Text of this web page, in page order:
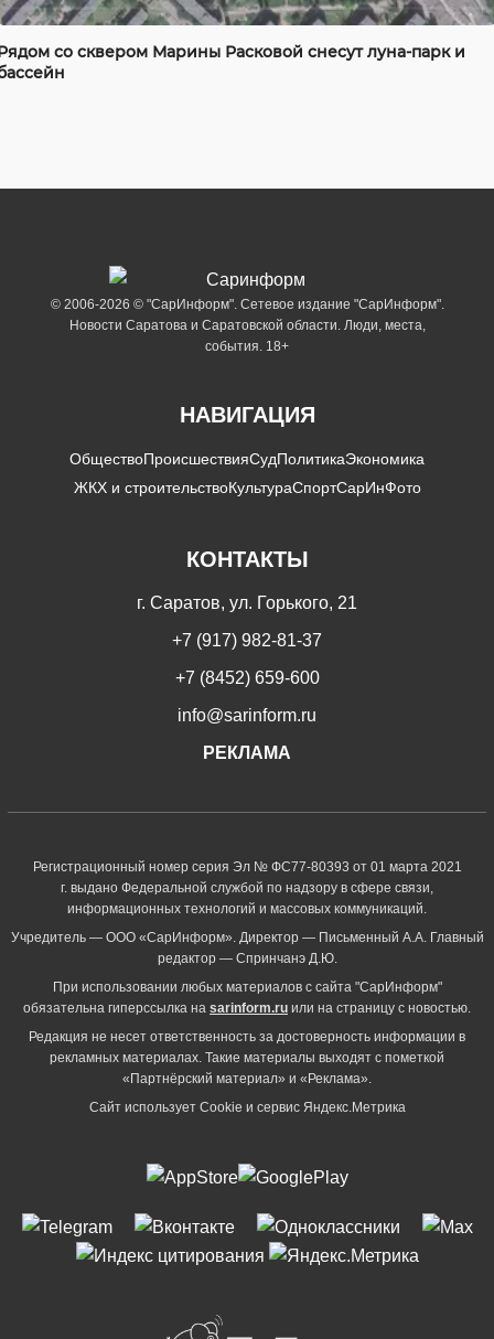
со сквером Марины Расковой снесут луна-парк и
© 2006-2026 © "СарИнформ". Сетевое издание "СарИнформ".
Новости Саратова и Саратовской области. Люди, места,
события. 18+
НАВИГАЦИЯ
ОбществоПроисшествияСудПолитикаЭкономика
ЖКХ и строительствоКультураСпортСарИнФото
КОНТАКТЫ
г. Саратов, ул. Горького, 21
+7 (917) 982-81-37
+7 (8452) 659-600
info@sarinform.ru
РЕКЛАМА
Регистрационный номер серия Эл № ФС77-80393 от 01 марта 2021
г. выдано Федеральной службой по надзору в сфере связи,
информационных технологий и массовых коммуникаций.
Учредитель — ООО «СарИнформ». Директор — Письменный А.А. Главный
редактор — Спринчанэ Д.Ю.
При использовании любых материалов с сайта "СарИнформ"
обязательна гиперссылка на sarinform.ru или на страницу с новостью.
Редакция не несет ответственность за достоверность информации в
рекламных материалах. Такие материалы выходят с пометкой
«Партнёрский материал» и «Реклама».
Сайт использует Cookie и сервиc Яндекс.Метрика